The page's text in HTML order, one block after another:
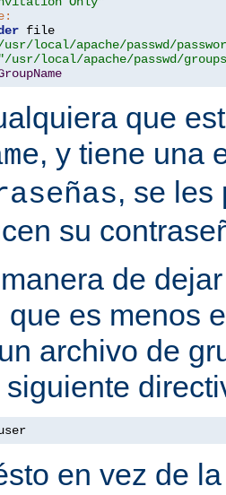
local/apache/passwd/
"/usr/local/apache/passwd/
que
, y tiene una
, se les
su
de
que es menos
archivo de
en vez de